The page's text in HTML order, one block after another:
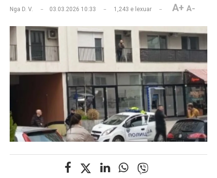
Nga D. V. 03.03.2026 10:33 1,243 e lexuar A+ A-